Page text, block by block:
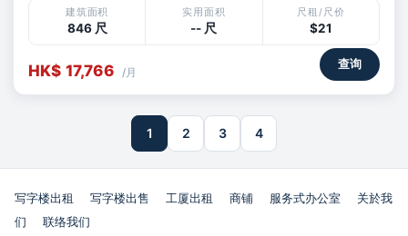
建筑面积
846 尺
实用面积
-- 尺
尺租/尺价
$21
HK$ 17,766 /月
查询
1 2 3 4
写字楼出租 写字楼出售 工厦出租 商铺 服务式办公室
关於我
们
联络我们